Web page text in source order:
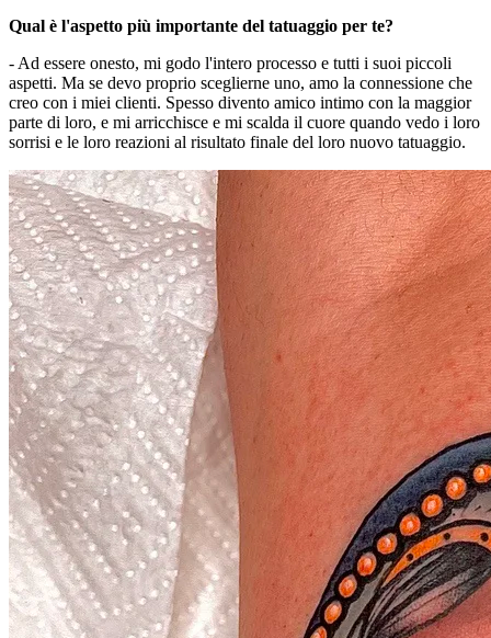
Qual è l'aspetto più importante del tatuaggio per te?
- Ad essere onesto, mi godo l'intero processo e tutti i suoi piccoli
aspetti. Ma se devo proprio sceglierne uno, amo la connessione che
creo con i miei clienti. Spesso divento amico intimo con la maggior
parte di loro, e mi arricchisce e mi scalda il cuore quando vedo i loro
sorrisi e le loro reazioni al risultato finale del loro nuovo tatuaggio.